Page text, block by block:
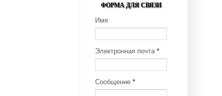
ФОРМА ДЛЯ СВЯЗИ
Имя
Электронная почта *
Сообщение *